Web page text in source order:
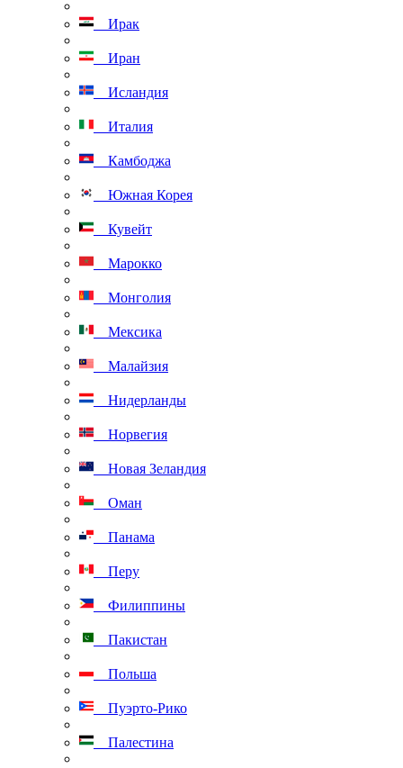
Ирак
Иран
Исландия
Италия
Камбоджа
Южная Корея
Кувейт
Марокко
Монголия
Мексика
Малайзия
Нидерланды
Норвегия
Новая Зеландия
Оман
Панама
Перу
Филиппины
Пакистан
Польша
Пуэрто-Рико
Палестина